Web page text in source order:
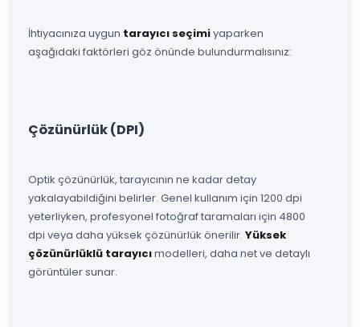
İhtiyacınıza uygun tarayıcı seçimiyaparken
aşağıdaki faktörleri göz önünde bulundurmalısınız:
Çözünürlük (DPI)
Optik çözünürlük, tarayıcının ne kadar detay
yakalayabildiğini belirler. Genel kullanım için 1200 dpi
yeterliyken, profesyonel fotoğraf taramaları için 4800
dpi veya daha yüksek çözünürlük önerilir. Yüksek
çözünürlüklü tarayıcımodelleri, daha net ve detaylı
görüntüler sunar.